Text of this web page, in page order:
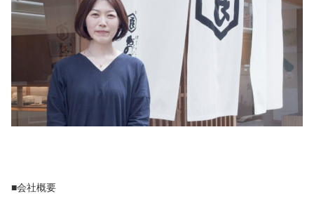
■会社概要